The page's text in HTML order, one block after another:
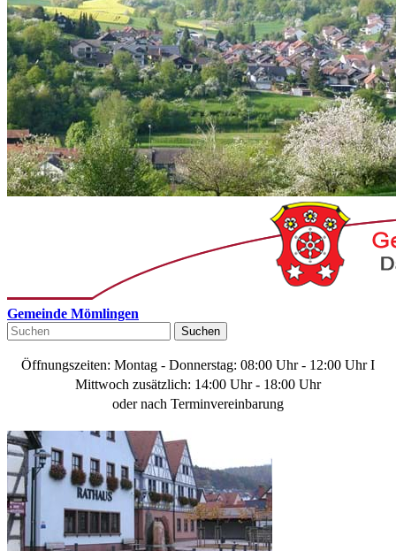
Gemeinde Mömlingen
Suchen
Öffnungszeiten: Montag - Donnerstag: 08:00 Uhr - 12:00 Uhr I
Mittwoch zusätzlich: 14:00 Uhr - 18:00 Uhr
oder nach Terminvereinbarung